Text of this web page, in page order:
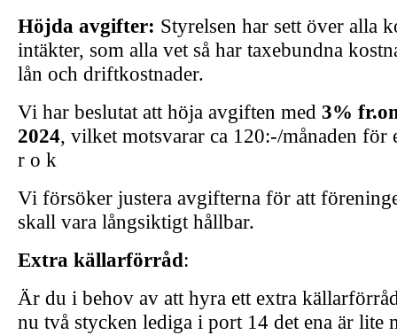
Höjda avgifter: Styrelsen har sett över alla
intäkter, som alla vet så har taxebundna
lån och driftkostnader.
Vi har beslutat att höja avgiften med 3%
2024, vilket motsvarar ca 120:-/månaden för
r o k
Vi försöker justera avgifterna för att
skall vara långsiktigt hållbar.
Extra källarförråd:
Är du i behov av att hyra ett extra
nu två stycken lediga i port 14 det ena är lite